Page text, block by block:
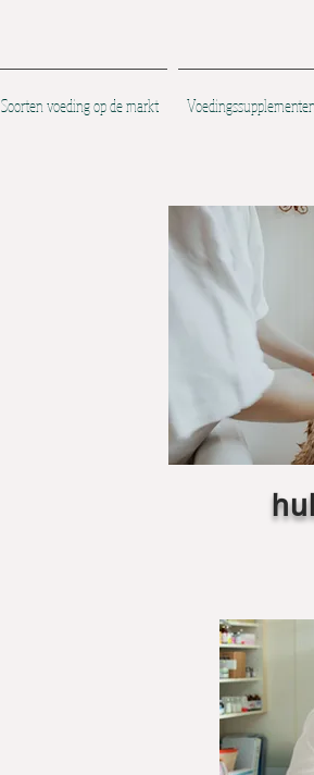
Soorten voeding op de markt